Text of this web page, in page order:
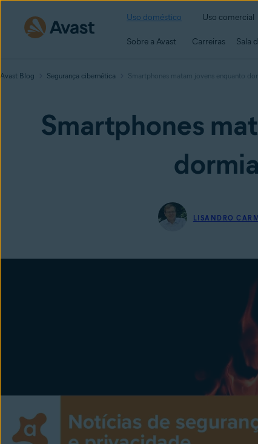
Uso doméstico Uso comercial
Sobre a Avast Carreiras Sala
Avast Blog Segurança cibernética Smartphones matam jovens enquanto
Smartphones
LISANDRO